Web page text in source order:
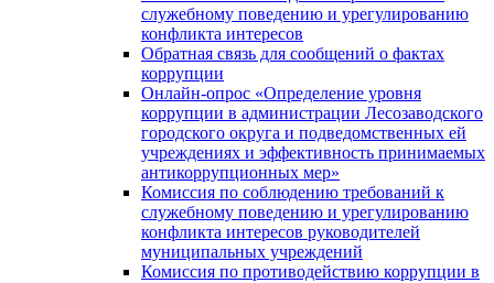
служебному поведению и урегулированию
конфликта интересов
Обратная связь для сообщений о фактах
коррупции
Онлайн-опрос «Определение уровня
коррупции в администрации Лесозаводского
городского округа и подведомственных ей
учреждениях и эффективность принимаемых
антикоррупционных мер»
Комиссия по соблюдению требований к
служебному поведению и урегулированию
конфликта интересов руководителей
муниципальных учреждений
Комиссия по противодействию коррупции в